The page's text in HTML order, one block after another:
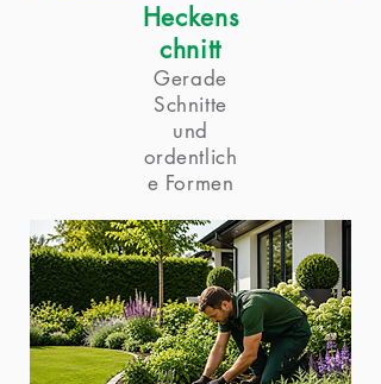
Heckens
chnitt
Gerade
Schnitte
und
ordentlich
e Formen